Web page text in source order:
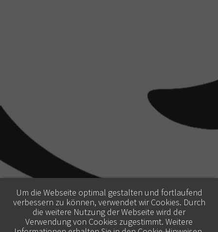
Um die Webseite optimal gestalten und fortlaufend
verbessern zu können, verwendet wir Cookies. Durch
die weitere Nutzung der Webseite wird der
Verwendung von Cookies zugestimmt. Weitere